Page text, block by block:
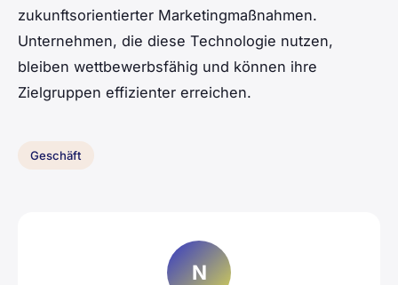
zukunftsorientierter Marketingmaßnahmen.
Unternehmen, die diese Technologie nutzen,
bleiben wettbewerbsfähig und können ihre
Zielgruppen effizienter erreichen.
Geschäft
N